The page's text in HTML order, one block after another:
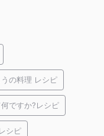
うの料理 レシピ
ですか?レシピ
シピ